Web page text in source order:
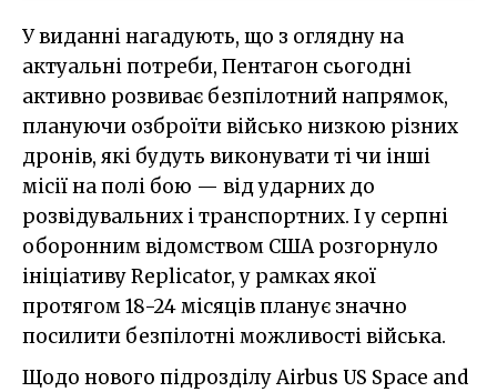
У виданні нагадують, що з оглядну на
актуальні потреби, Пентагон сьогодні
активно розвиває безпілотний напрямок,
плануючи озброїти військо низкою різних
дронів, які будуть виконувати ті чи інші
місії на полі бою — від ударних до
розвідувальних і транспортних. І у серпні
оборонним відомством США розгорнуло
ініціативу Replicator, у рамках якої
протягом 18-24 місяців планує значно
посилити безпілотні можливості війська.
Щодо нового підрозділу Airbus US Space and